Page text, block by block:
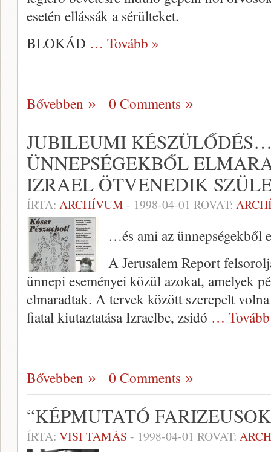
esetén ellássák a sé­rülteket.
BLOKÁD … Tovább »
Bővebben 0 Comments
JUBILEUMI
ÜNNEPSÉGEKBŐL
IZRAEL ÖTVENEDIK
ÍRTA: ARCHÍVUM - 1998-04-01 ROVAT:
…és ami az ünnepségekből
A Jerusalem Report
ünnepi eseményei kö­zül azokat, amelyek
elmaradtak. A tervek között szerepelt
fiatal kiutaztatása Iz­raelbe, zsidó …
Bővebben 0 Comments
“KÉPMUTATÓ
ÍRTA: VISI TAMÁS - 1998-04-01 ROVAT: